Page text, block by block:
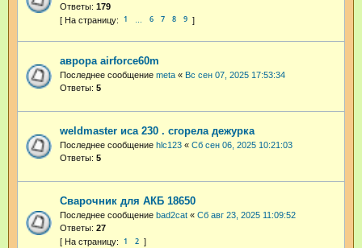
Ответы: 179
1 6 7 8 9
аврора airforce60m
Последнее сообщение meta « Вс сен 07, 2025 17:53:34
Ответы: 5
weldmaster иса 230 . сгорела дежурка
Последнее сообщение hlc123 « Сб сен 06, 2025 10:21:03
Ответы: 5
Сварочник для АКБ 18650
Последнее сообщение bad2cat « Сб авг 23, 2025 11:09:52
Ответы: 27
1 2